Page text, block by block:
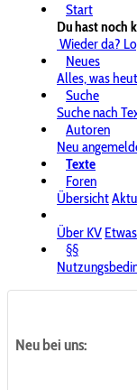
Start
Du hast noch
Wieder da?
Neues
Alles, was
Suche
Suche nach
Autoren
Neu
Texte
Foren
Übersicht
Über KV
§§
Neu bei uns: